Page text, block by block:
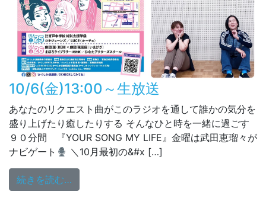
10/6(金)13:00～生放送
あなたのリクエスト曲がこのラジオを通して誰かの気分を
盛り上げたり癒したりする そんなひと時を一緒に過ごす
９０分間 『YOUR SONG MY LIFE』金曜は武田恵瑠々が
ナビゲート
＼10月最初の&#x […]
続きを読む…